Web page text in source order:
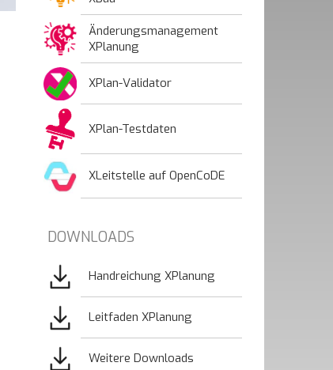
Änderungsmanagement
XPlanung
XPlan-Validator
XPlan-Testdaten
XLeitstelle auf OpenCoDE
DOWNLOADS
Bild
Handreichung XPlanung
Bild
Leitfaden XPlanung
Bild
Weitere Downloads